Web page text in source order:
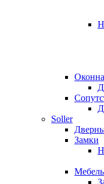
Soller
Замки